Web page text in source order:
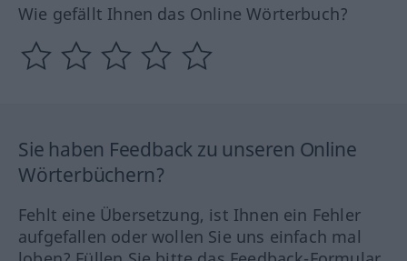
Wie gefällt Ihnen das Online Wörterbuch?
Sie haben Feedback zu unseren Online
Wörterbüchern?
Fehlt eine Übersetzung, ist Ihnen ein Fehler
aufgefallen oder wollen Sie uns einfach mal